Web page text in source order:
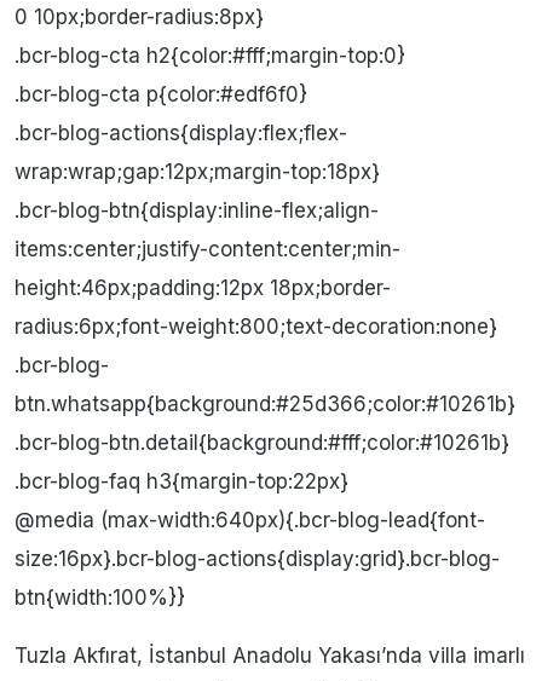
0 10px;border-radius:8px}
.bcr-blog-cta h2{color:#fff;margin-top:0}
.bcr-blog-cta p{color:#edf6f0}
.bcr-blog-actions{display:flex;flex-
wrap:wrap;gap:12px;margin-top:18px}
.bcr-blog-btn{display:inline-flex;align-
items:center;justify-content:center;min-
height:46px;padding:12px 18px;border-
radius:6px;font-weight:800;text-decoration:none}
.bcr-blog-
btn.whatsapp{background:#25d366;color:#10261b}
.bcr-blog-btn.detail{background:#fff;color:#10261b}
.bcr-blog-faq h3{margin-top:22px}
@media (max-width:640px){.bcr-blog-lead{font-
size:16px}.bcr-blog-actions{display:grid}.bcr-blog-
btn{width:100%}}
Tuzla Akfırat, İstanbul Anadolu Yakası’nda villa imarlı